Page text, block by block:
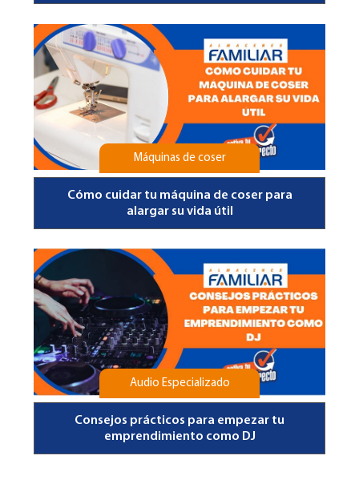
Máquinas de coser
Cómo cuidar tu máquina de coser para
alargar su vida útil
Audio Especializado
Consejos prácticos para empezar tu
emprendimiento como DJ